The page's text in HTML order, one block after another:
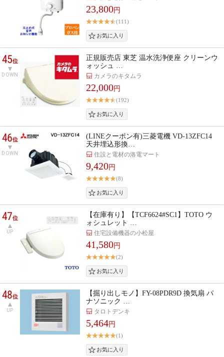
23,800円
(111)
45位
DOWN
正規販売店 東芝 温水洗浄便座 クリーンウ
ォッシュ …
カメラのキタムラ
22,000円
(192)
46位
DOWN
(LINEクーポン有)三菱電機 VD-13ZFC14
天井埋込形換…
住設と電材の洛電マート
9,420円
(8)
47位
UP
【在庫有り】【TCF6624#SC1】TOTO ウ
ォシュレット …
住宅設備機器の小松屋
41,580円
(2)
48位
UP
【掘り出しモノ】FY-08PDR9D 換気扇 パ
ナソニック …
タロトデンキ
5,464円
(1)